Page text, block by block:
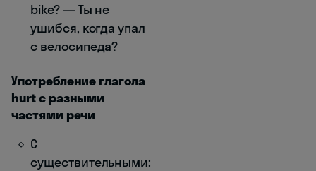
bike? — Ты не
ушибся, когда упал
с велосипеда?
Употребление глагола
hurt с разными
частями речи
С
существительными: